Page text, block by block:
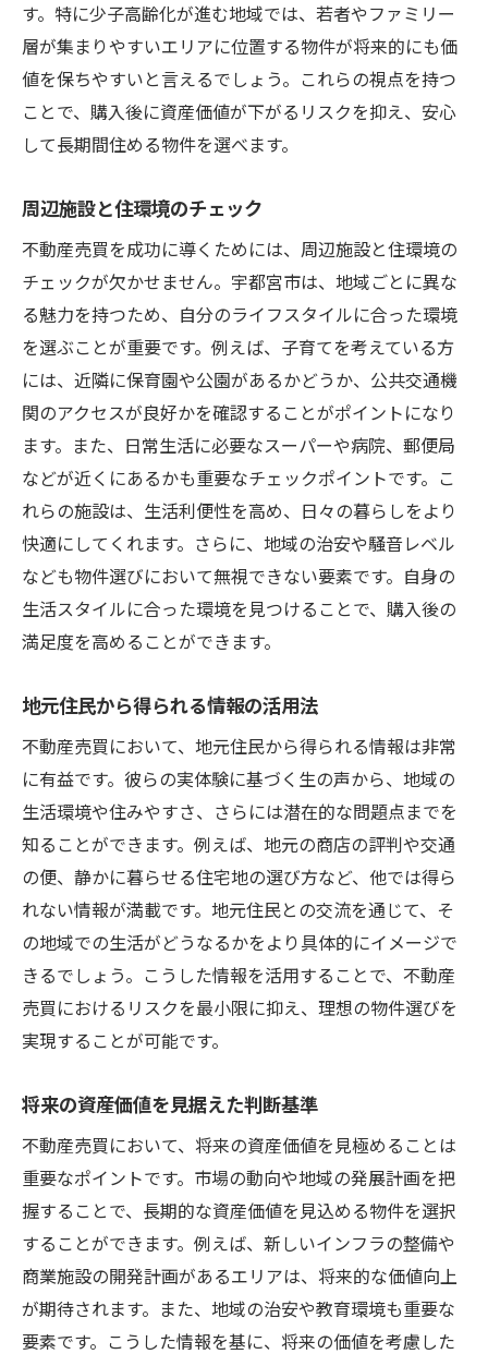
す。特に少子高齢化が進む地域では、若者やファミリー
層が集まりやすいエリアに位置する物件が将来的にも価
値を保ちやすいと言えるでしょう。これらの視点を持つ
ことで、購入後に資産価値が下がるリスクを抑え、安心
して長期間住める物件を選べます。
周辺施設と住環境のチェック
不動産売買を成功に導くためには、周辺施設と住環境の
チェックが欠かせません。宇都宮市は、地域ごとに異な
る魅力を持つため、自分のライフスタイルに合った環境
を選ぶことが重要です。例えば、子育てを考えている方
には、近隣に保育園や公園があるかどうか、公共交通機
関のアクセスが良好かを確認することがポイントになり
ます。また、日常生活に必要なスーパーや病院、郵便局
などが近くにあるかも重要なチェックポイントです。こ
れらの施設は、生活利便性を高め、日々の暮らしをより
快適にしてくれます。さらに、地域の治安や騒音レベル
なども物件選びにおいて無視できない要素です。自身の
生活スタイルに合った環境を見つけることで、購入後の
満足度を高めることができます。
地元住民から得られる情報の活用法
不動産売買において、地元住民から得られる情報は非常
に有益です。彼らの実体験に基づく生の声から、地域の
生活環境や住みやすさ、さらには潜在的な問題点までを
知ることができます。例えば、地元の商店の評判や交通
の便、静かに暮らせる住宅地の選び方など、他では得ら
れない情報が満載です。地元住民との交流を通じて、そ
の地域での生活がどうなるかをより具体的にイメージで
きるでしょう。こうした情報を活用することで、不動産
売買におけるリスクを最小限に抑え、理想の物件選びを
実現することが可能です。
将来の資産価値を見据えた判断基準
不動産売買において、将来の資産価値を見極めることは
重要なポイントです。市場の動向や地域の発展計画を把
握することで、長期的な資産価値を見込める物件を選択
することができます。例えば、新しいインフラの整備や
商業施設の開発計画があるエリアは、将来的な価値向上
が期待されます。また、地域の治安や教育環境も重要な
要素です。こうした情報を基に、将来の価値を考慮した